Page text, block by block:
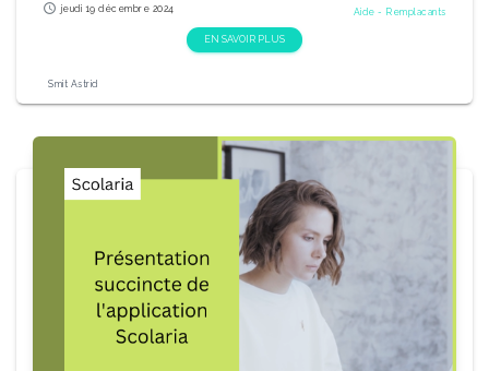
schedule jeudi 19 décembre 2024 Aide - Remplacants
EN SAVOIR PLUS
Smit Astrid